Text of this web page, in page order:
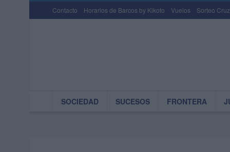
Contacto Horarios de Barcos by Kikoto Vuelos Sorteo
SOCIEDAD SUCESOS FRONTERA